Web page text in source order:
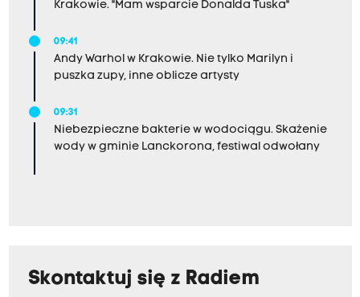
Krakowie. "Mam wsparcie Donalda Tuska"
09:41
Andy Warhol w Krakowie. Nie tylko Marilyn i
puszka zupy, inne oblicze artysty
09:31
Niebezpieczne bakterie w wodociągu. Skażenie
wody w gminie Lanckorona, festiwal odwołany
Skontaktuj się z Radiem